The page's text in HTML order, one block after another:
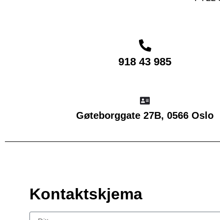
918 43 985
Gøteborggate 27B, 0566 Oslo
Kontaktskjema